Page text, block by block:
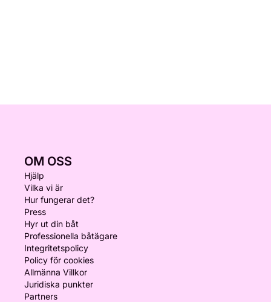
OM OSS
Hjälp
Vilka vi är
Hur fungerar det?
Press
Hyr ut din båt
Professionella båtägare
Integritetspolicy
Policy för cookies
Allmänna Villkor
Juridiska punkter
Partners